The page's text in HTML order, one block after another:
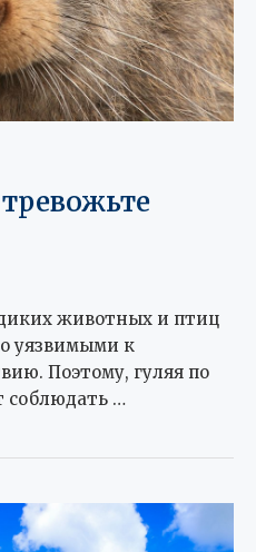
животных и птиц
уязвимыми к
Поэтому, гуляя по
соблюдать …